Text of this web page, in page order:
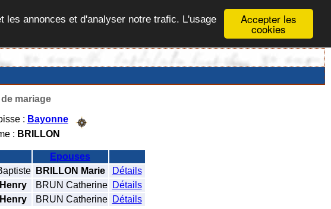
Accepter les
cookies
les annonces et d'analyser notre trafic. L'usage
mariage
: Bayonne
: BRILLON
Epouses
BRILLON Marie
Détails
BRUN Catherine
Détails
BRUN Catherine Détails